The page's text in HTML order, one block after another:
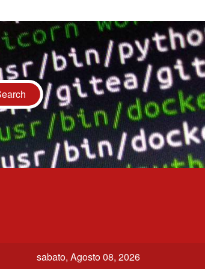
sabato, Agosto 08, 2026